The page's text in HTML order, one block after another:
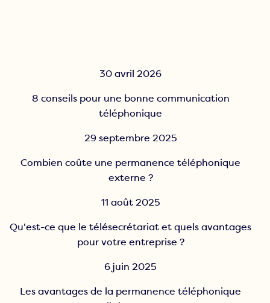
30 avril 2026
8 conseils pour une bonne communication
téléphonique
29 septembre 2025
Combien coûte une permanence téléphonique
externe ?
11 août 2025
Qu'est-ce que le télésecrétariat et quels avantages
pour votre entreprise ?
6 juin 2025
Les avantages de la permanence téléphonique